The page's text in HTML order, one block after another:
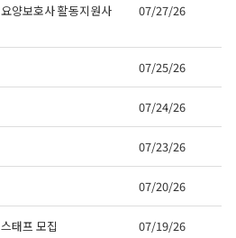
양보호사 활동지원사
07/27/26
07/25/26
07/24/26
07/23/26
07/20/26
태프 모집 07/19/26